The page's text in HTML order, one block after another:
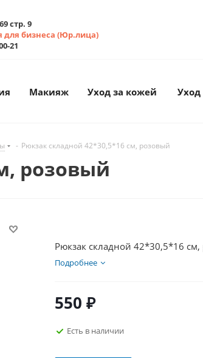
стр. 9
для бизнеса (Юр.лица)
21
Макияж Уход за кожей Уход
- Рюкзак складной 42*30,5*16 см, розовый
розовый
Рюкзак складной 42*30,5*16
Подробнее
550 ₽
Есть в наличии